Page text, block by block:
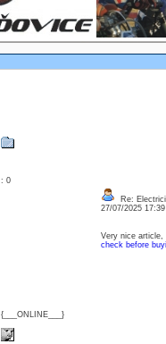
: 0
{___ONLINE___}
Re:
27/07/2025
Very nice
check before